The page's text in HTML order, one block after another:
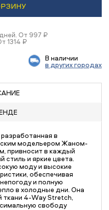
От 997 ₽
1314 ₽
В наличии
в других городах
в
модельером Жаном-
привносит в каждый
стиль и яркие цвета.
моду и высокие
обеспечивая
и полную
в холодные дни. Она
ткани 4-Way Stretch,
свободу